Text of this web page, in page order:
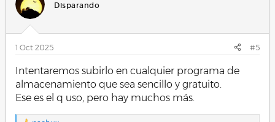
Disparando
1 Oct 2025 #5
Intentaremos subirlo en cualquier programa de
almacenamiento que sea sencillo y gratuito.
Ese es el q uso, pero hay muchos más.